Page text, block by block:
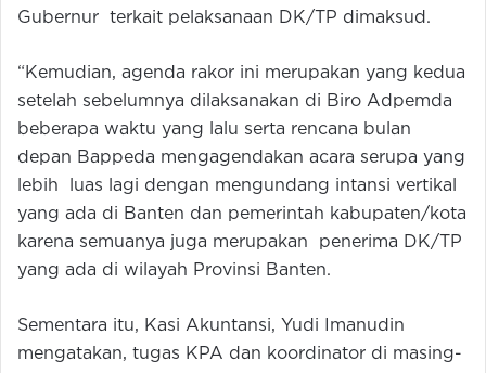
Gubernur terkait pelaksanaan DK/TP dimaksud.
“Kemudian, agenda rakor ini merupakan yang kedua
setelah sebelumnya dilaksanakan di Biro Adpemda
beberapa waktu yang lalu serta rencana bulan
depan Bappeda mengagendakan acara serupa yang
lebih luas lagi dengan mengundang intansi vertikal
yang ada di Banten dan pemerintah kabupaten/kota
karena semuanya juga merupakan penerima DK/TP
yang ada di wilayah Provinsi Banten.
Sementara itu, Kasi Akuntansi, Yudi Imanudin
mengatakan, tugas KPA dan koordinator di masing-